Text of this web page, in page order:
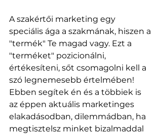
A szakértői marketing egy
speciális ága a szakmának, hiszen a
"termék" Te magad vagy. Ezt a
"terméket" pozicionálni,
értékesíteni, sőt csomagolni kell a
szó legnemesebb értelmében!
Ebben segítek én és a többiek is
az éppen aktuális marketinges
elakadásodban, dilemmádban, ha
megtisztelsz minket bizalmaddal